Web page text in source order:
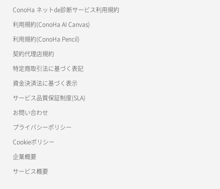
ConoHa ネットde診断サービス利用規約
利用規約(ConoHa AI Canvas)
利用規約(ConoHa Pencil)
契約代理店規約
特定商取引法に基づく表記
資金決済法に基づく表示
サービス品質保証制度(SLA)
お問い合わせ
プライバシーポリシー
Cookieポリシー
企業概要
サービス概要